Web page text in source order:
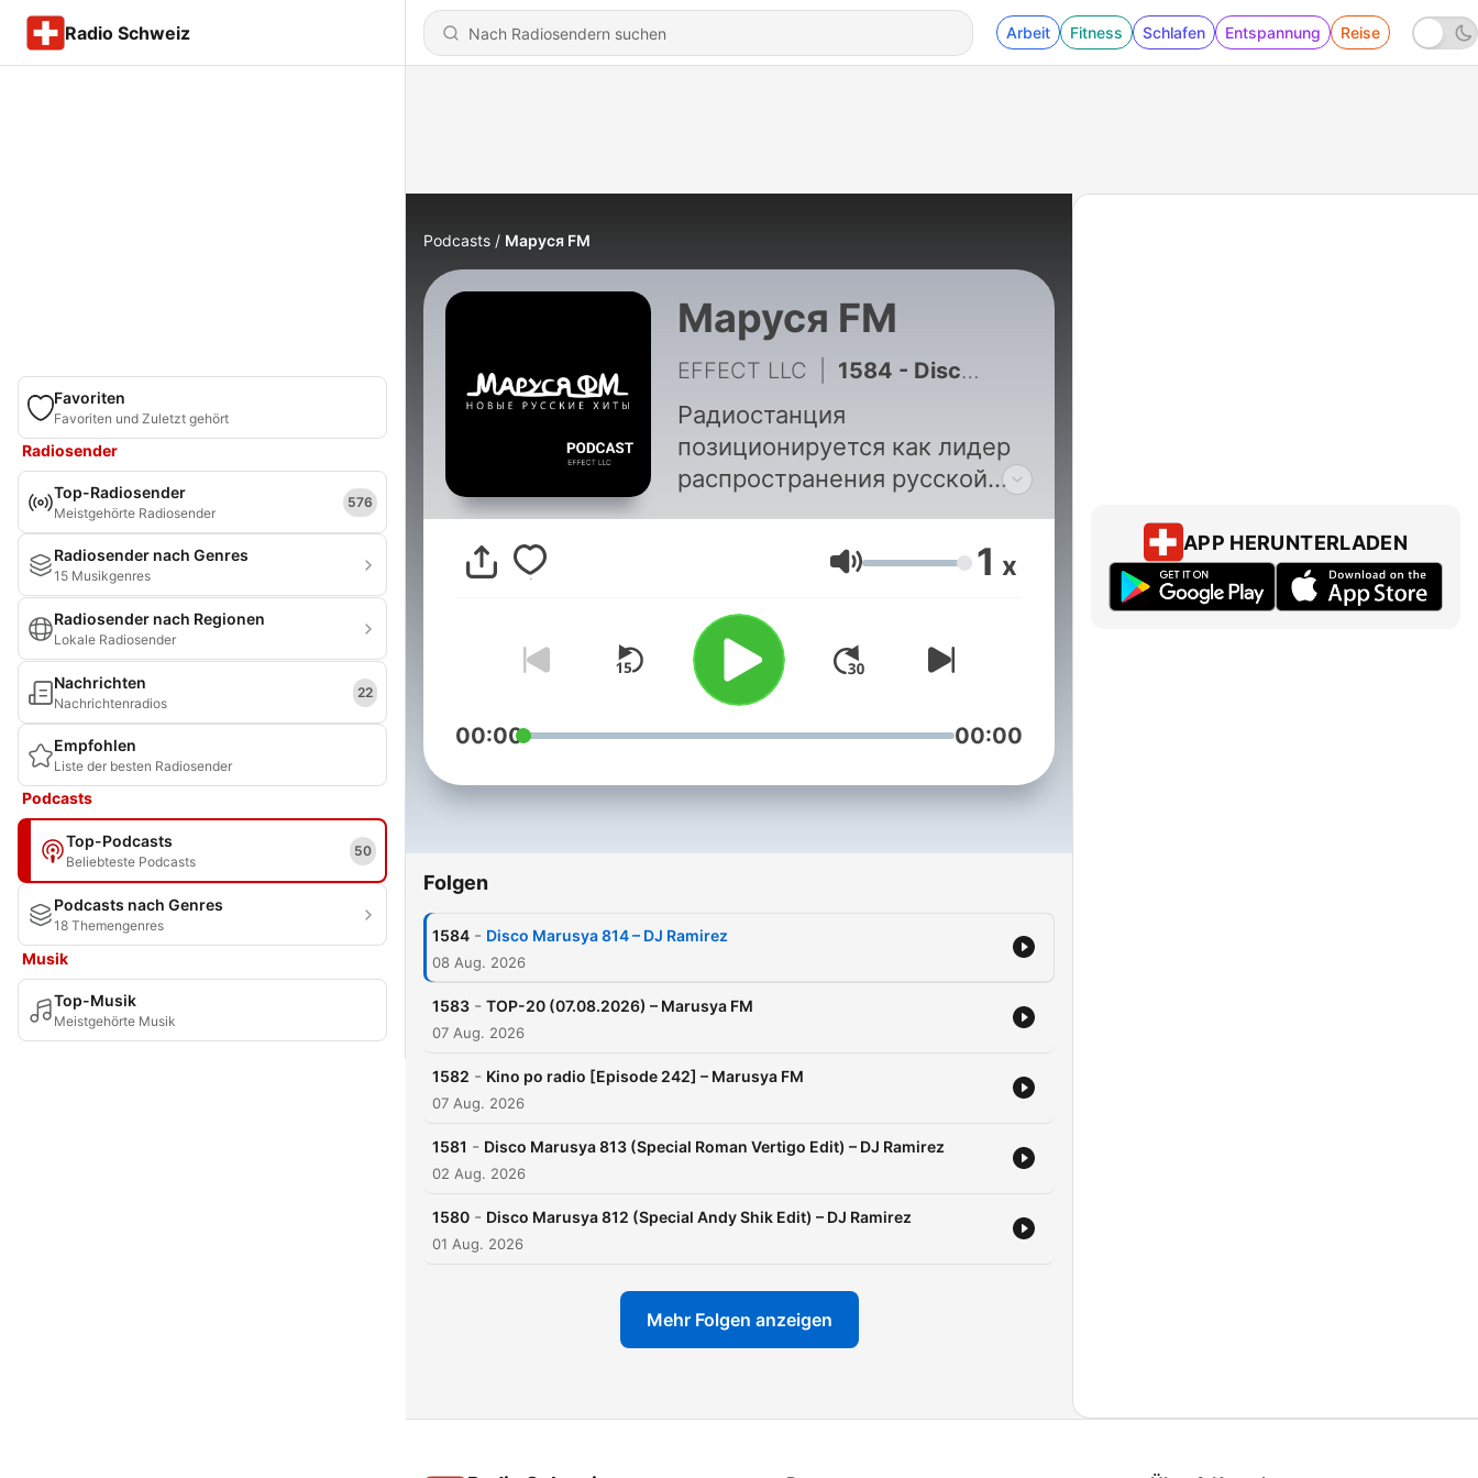
Radio Schweiz Arbeit Fitness Schlafen Entspannung Reise
Favoriten
Favoriten und Zuletzt gehört
Radiosender
Top-Radiosender
Meistgehörte Radiosender
576
Radiosender nach Genres
15 Musikgenres
Radiosender nach Regionen
Lokale Radiosender
Nachrichten
Nachrichtenradios
22
Empfohlen
Liste der besten Radiosender
Podcasts
Top-Podcasts
Beliebteste Podcasts
50
Podcasts nach Genres
18 Themengenres
Musik
Top-Musik
Meistgehörte Musik
Podcasts Маруся FM
Маруся FM
EFFECT LLC 1584 - Disco Marusya 814 – DJ Ramirez
Радиостанция
позиционируется как лидер
распространения русской
студии-сегодня в эфире, и
только новые русские хиты.
— это уникальный, именно
русскоязычный, FM-проект.
Включите Марусю ФМ и Вы
услышите — волнительные
переживания,
жить, радоваться и
Lautstärke 1 x
00:00 00:00
Folgen
1584 - Disco Marusya 814 – DJ Ramirez
08 Aug. 2026
1583 - TOP-20 (07.08.2026) – Marusya FM
07 Aug. 2026
1582 - Kino po radio [Episode 242] – Marusya FM
07 Aug. 2026
1581 - Disco Marusya 813 (Special Roman Vertigo Edit) – DJ Ramirez
02 Aug. 2026
1580 - Disco Marusya 812 (Special Andy Shik Edit) – DJ Ramirez
01 Aug. 2026
Mehr Folgen anzeigen
APP HERUNTERLADEN